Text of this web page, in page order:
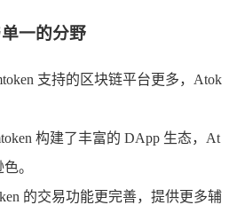
一的分野
支持的区块链平台更多，Atok
构建了丰富的 DApp 生态，At
。
的交易功能更完善，提供更多辅